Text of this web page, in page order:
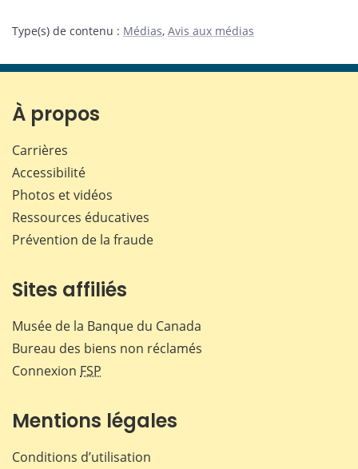
Type(s) de contenu : Médias, Avis aux médias
À propos
Carrières
Accessibilité
Photos et vidéos
Ressources éducatives
Prévention de la fraude
Sites affiliés
Musée de la Banque du Canada
Bureau des biens non réclamés
Connexion FSP
Mentions légales
Conditions d’utilisation